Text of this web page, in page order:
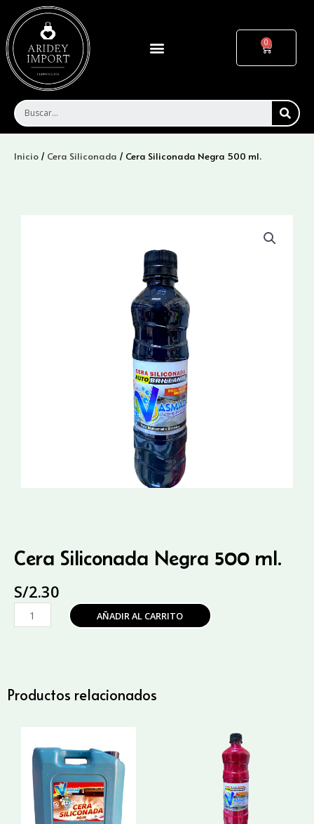
contenido
Menu Cart
Inicio / Cera Siliconada / Cera Siliconada Negra 500 ml.
Cera Siliconada Negra 500 ml.
S/2.30
Cera
Siliconada
cantidad
AÑADIR AL CARRITO
Productos relacionados